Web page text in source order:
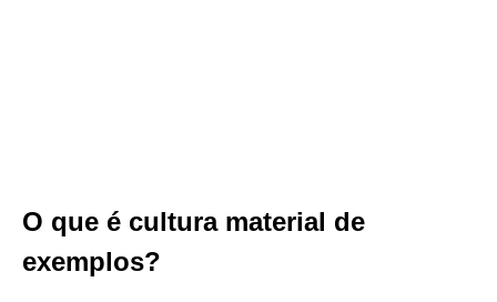
O que é cultura material de
exemplos?